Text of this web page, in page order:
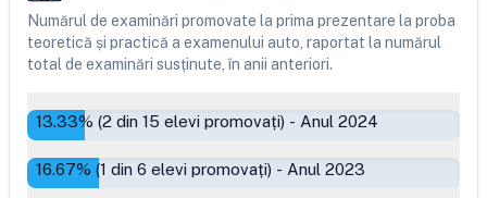
Numărul de examinări promovate la prima prezentare la proba
teoretică și practică a examenului auto, raportat la numărul
total de examinări susținute, în anii anteriori.
13.33% (2 din 15 elevi promovați) - Anul 2024
16.67% (1 din 6 elevi promovați) - Anul 2023